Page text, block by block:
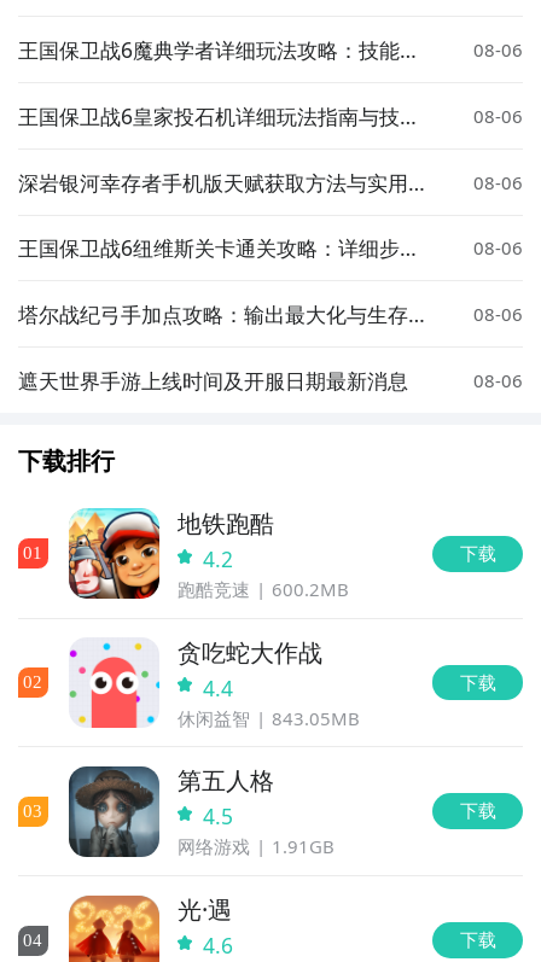
王国保卫战6魔典学者详细玩法攻略：技能搭
08-06
王国保卫战6皇家投石机详细玩法指南与技巧
08-06
深岩银河幸存者手机版天赋获取方法与实用推
08-06
王国保卫战6纽维斯关卡通关攻略：详细步骤
08-06
塔尔战纪弓手加点攻略：输出最大化与生存平
08-06
遮天世界手游上线时间及开服日期最新消息 08-06
下载排行
01
地铁跑酷
4.2
跑酷竞速 600.2MB
下载
02
贪吃蛇大作战
4.4
休闲益智 843.05MB
下载
03
第五人格
4.5
网络游戏 1.91GB
下载
04
光·遇
4.6 下载